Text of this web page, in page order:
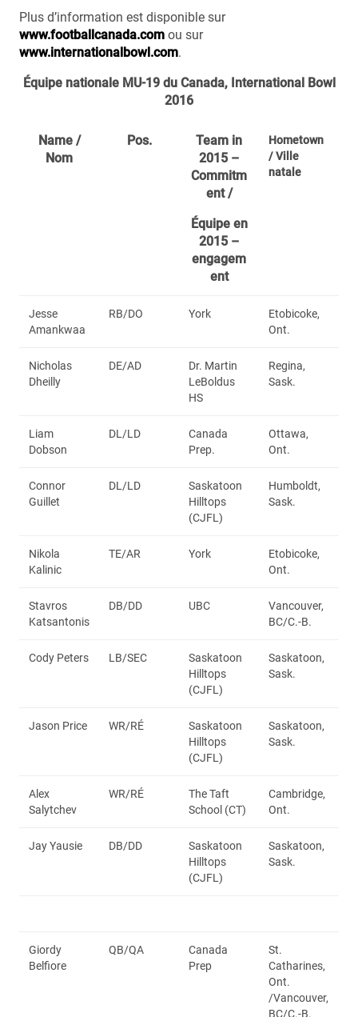
Plus d’information est disponible sur
www.footballcanada.com ou sur
www.internationalbowl.com.
Équipe nationale MU-19 du Canada, International Bowl
2016
Name /
Nom
Pos.
Team in
2015 –
Commitm
ent /
Équipe en
2015 –
engagem
ent
Hometown
/ Ville
natale
Jesse
Amankwaa
RB/DO York
Etobicoke,
Ont.
Nicholas
Dheilly
DE/AD
Dr. Martin
LeBoldus
HS
Regina,
Sask.
Liam
Dobson
DL/LD
Canada
Prep.
Ottawa,
Ont.
Connor
Guillet
DL/LD
Saskatoon
Hilltops
(CJFL)
Humboldt,
Sask.
Nikola
Kalinic
TE/AR York
Etobicoke,
Ont.
Stavros
Katsantonis
DB/DD UBC
Vancouver,
BC/C.-B.
Cody Peters LB/SEC
Saskatoon
Hilltops
(CJFL)
Saskatoon,
Sask.
Jason Price WR/RÉ
Saskatoon
Hilltops
(CJFL)
Saskatoon,
Sask.
Alex
Salytchev
WR/RÉ
The Taft
School (CT)
Cambridge,
Ont.
Jay Yausie DB/DD
Saskatoon
Hilltops
(CJFL)
Saskatoon,
Sask.
Giordy
Belfiore
QB/QA
Canada
Prep
St.
Catharines,
Ont.
/Vancouver,
BC/C.-B.